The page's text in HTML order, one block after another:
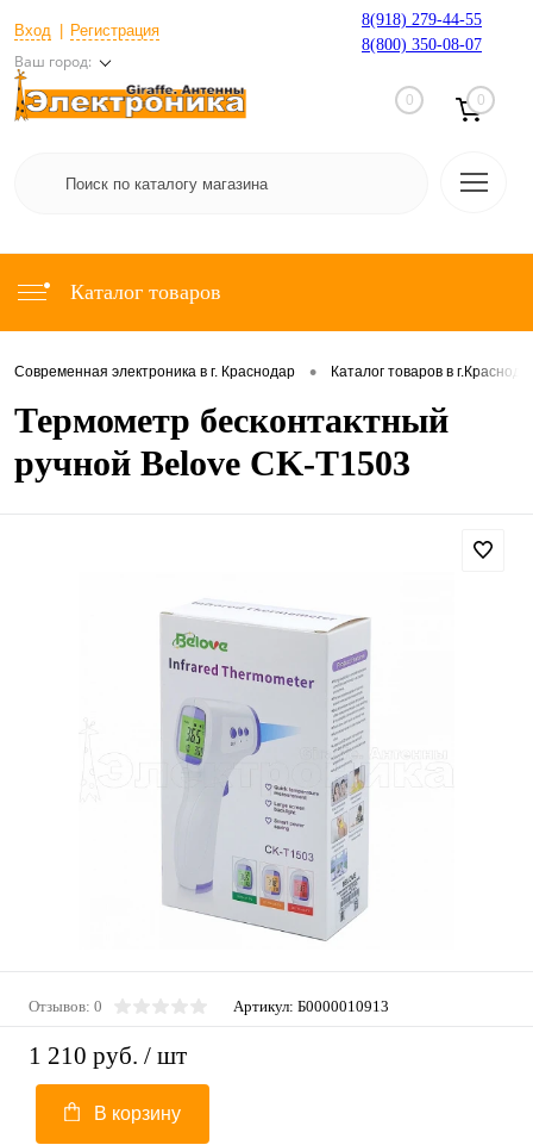
Вход Регистрация
Ваш город:
8(918) 279-44-55
8(800) 350-08-07
0 0
Каталог товаров
Современная электроника в г. Краснодар • Каталог товаров в
Термометр бесконтактный
ручной Belove CK-T1503
Отзывов: 0 Артикул: Б0000010913
1 210 руб. / шт
В корзину